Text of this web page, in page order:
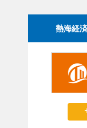
熱海経